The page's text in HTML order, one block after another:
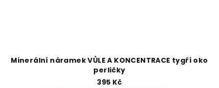
Minerální náramek VŮLE A KONCENTRACE tygří oko
perličky
395 Kč